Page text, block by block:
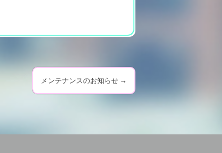
メンテナンスのお知らせ →